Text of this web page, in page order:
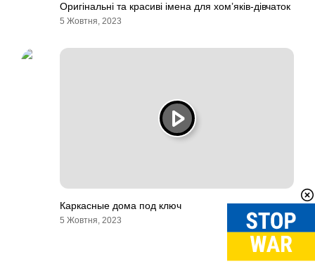
Оригінальні та красиві імена для хом’яків-дівчаток
5 Жовтня, 2023
Каркасные дома под ключ
5 Жовтня, 2023